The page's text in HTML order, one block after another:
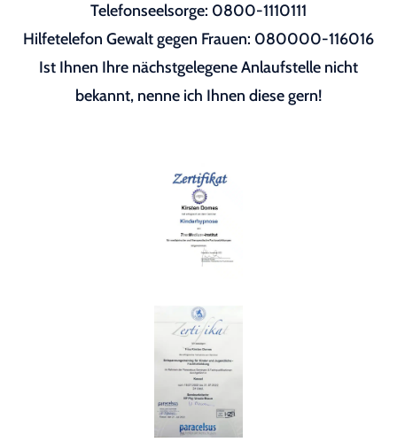
Telefonseelsorge: 0800-1110111
Hilfetelefon Gewalt gegen Frauen: 080000-116016
Ist Ihnen Ihre nächstgelegene Anlaufstelle nicht
bekannt, nenne ich Ihnen diese gern!